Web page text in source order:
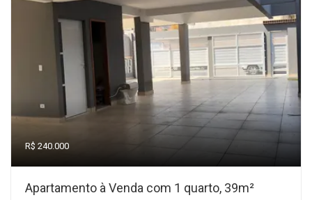
R$ 240.000
Apartamento à Venda com 1 quarto, 39m²